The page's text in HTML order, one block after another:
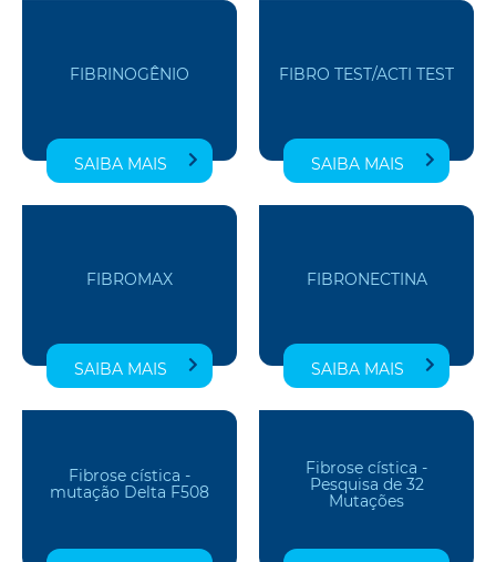
FIBRINOGÊNIO
SAIBA MAIS
FIBRO TEST/ACTI TEST
SAIBA MAIS
FIBROMAX
SAIBA MAIS
FIBRONECTINA
SAIBA MAIS
Fibrose cística -
mutação Delta F508
Fibrose cística -
Pesquisa de 32
Mutações